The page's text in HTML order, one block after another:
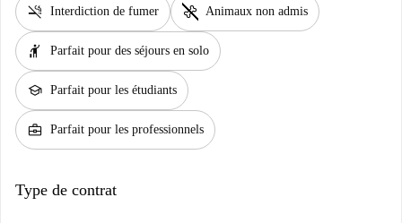
smoke_free Interdiction de fumer pet_supplies Animaux non admis
hail Parfait pour des séjours en solo
school Parfait pour les étudiants
business_center Parfait pour les professionnels
Type de contrat